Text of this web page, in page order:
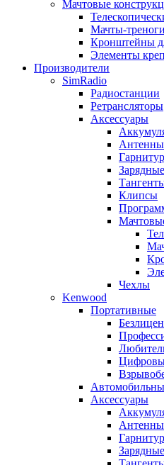
Мачтовые
Мачты-треноги
Кронштейны
Элементы
Производители
SimRadio
Радиостанции
Ретрансляторы
Аксессуары
Антенны
Клипсы
Чехлы
Kenwood
Портативные
Аксессуары
Антенны